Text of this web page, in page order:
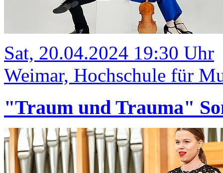
Sat, 20.04.2024 19:30 Uhr
Weimar, Hochschule für
"Traum und Trauma"